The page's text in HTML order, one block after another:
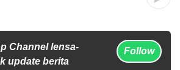
Channel lensa-
update berita
Follow